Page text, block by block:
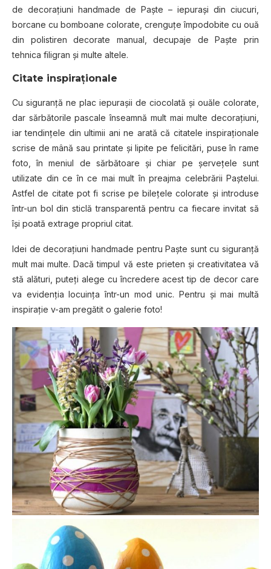
de decoraţiuni handmade de Paşte – iepuraşi din ciucuri,
borcane cu bomboane colorate, crenguţe împodobite cu ouă
din polistiren decorate manual, decupaje de Paşte prin
tehnica filigran şi multe altele.
Citate inspiraţionale
Cu siguranţă ne plac iepuraşii de ciocolată şi ouăle colorate,
dar sărbătorile pascale înseamnă mult mai multe decoraţiuni,
iar tendinţele din ultimii ani ne arată că citatele inspiraţionale
scrise de mână sau printate şi lipite pe felicitări, puse în rame
foto, în meniul de sărbătoare şi chiar pe şerveţele sunt
utilizate din ce în ce mai mult în preajma celebrării Paştelui.
Astfel de citate pot fi scrise pe bileţele colorate şi introduse
într-un bol din sticlă transparentă pentru ca fiecare invitat să
îşi poată extrage propriul citat.
Idei de decoraţiuni handmade pentru Paşte sunt cu siguranţă
mult mai multe. Dacă timpul vă este prieten şi creativitatea vă
stă alături, puteţi alege cu încredere acest tip de decor care
va evidenţia locuinţa într-un mod unic. Pentru şi mai multă
inspiraţie v-am pregătit o galerie foto!